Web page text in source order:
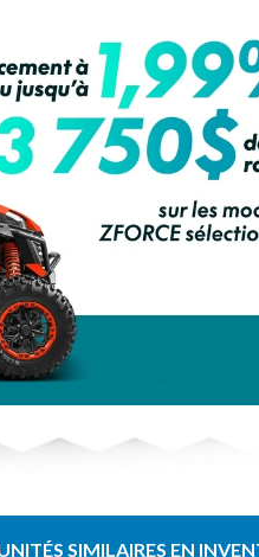
SIMILAIRES EN